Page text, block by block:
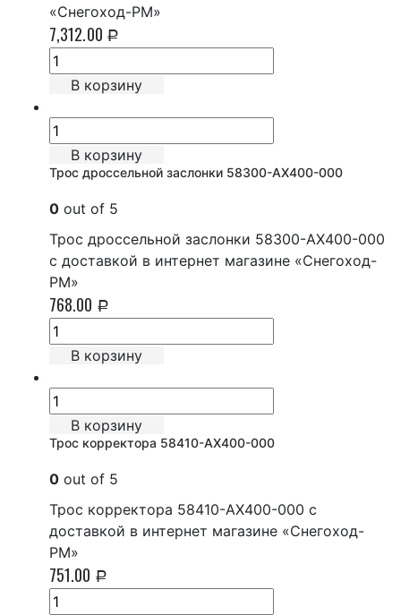
«Снегоход-РМ»
7,312.00 Р
В корзину
В корзину
Трос дроссельной заслонки 58300-AX400-000
0 out of 5
Трос дроссельной заслонки 58300-AX400-000
с доставкой в интернет магазине «Снегоход-
РМ»
768.00 Р
В корзину
В корзину
Трос корректора 58410-AX400-000
0 out of 5
Трос корректора 58410-AX400-000 с
доставкой в интернет магазине «Снегоход-
РМ»
751.00 Р